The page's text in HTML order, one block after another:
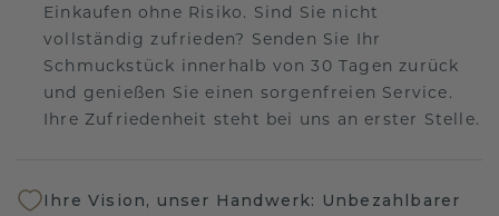
Einkaufen ohne Risiko. Sind Sie nicht
vollständig zufrieden? Senden Sie Ihr
Schmuckstück innerhalb von 30 Tagen zurück
und genießen Sie einen sorgenfreien Service.
Ihre Zufriedenheit steht bei uns an erster Stelle.
Ihre Vision, unser Handwerk: Unbezahlbarer